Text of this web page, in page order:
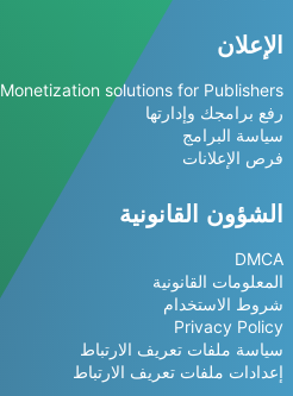
الإعلان
Monetization solutions for Publishers
رفع برامجك وإدارتها
سياسة البرامج
فرص الإعلانات
الشؤون القانونية
DMCA
المعلومات القانونية
شروط الاستخدام
Privacy Policy
سياسة ملفات تعريف الارتباط
إعدادات ملفات تعريف الارتباط